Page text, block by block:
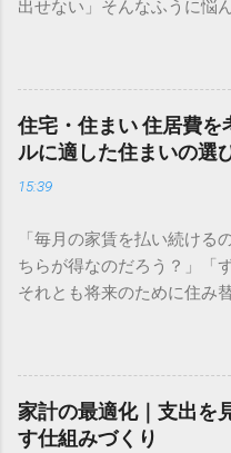
出せない」そんなふうに悩
組みを正しく理解し、自分
です。この記事では、資産
た、失敗しないための基礎
え方をわかりやすく解説し
多くの人が「預金だけで十
が、現代において資産運用
計画 資産形成の目的は、
ありません。真の目的は、
入、教育、老後など）に必
の価値は目減りします。預
インフレリスクによって将
性があるのです。まずは「
必要なのか」を明確にする
住宅・住まい 住居費を
ルに適した住まいの選
15:39
「毎月の家賃を払い続ける
ちらが得なのだろう？」「
それとも将来のために住み
毎月の固定費として家計に
判断したいものですよね。
に振り回されてしまうと、
てしまうこともあります。
家計の最適化｜支出を
す仕組みづくり